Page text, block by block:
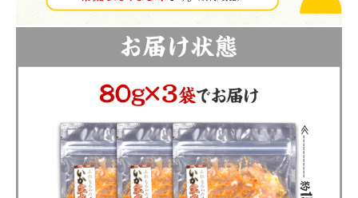
カートに入れる